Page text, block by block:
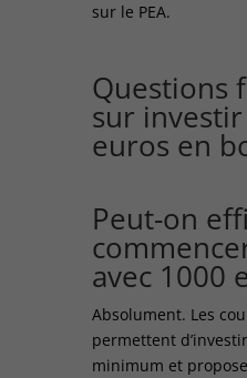
sur le PEA.
Questions
sur
euros en
Peut-on
avec 1000
Absolument. Les
permettent
minimum et